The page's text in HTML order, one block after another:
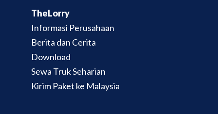
TheLorry
Informasi Perusahaan
Berita dan Cerita
Download
Sewa Truk Seharian
Kirim Paket ke Malaysia